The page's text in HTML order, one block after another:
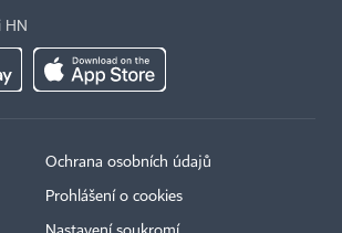
HN
Ochrana osobních údajů
Prohlášení o cookies